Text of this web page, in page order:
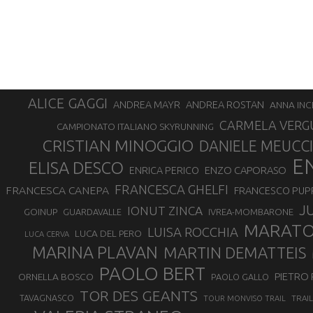
ALICE GAGGI ANDREA MAYR ANDREA ROSTAN ANNA
CAMPIONATO ITALIANO SKYRUNNING CARMELA
CRISTIAN MINOGGIO DANIELE MEUCCI
ELISA DESCO ENRICA PERICO ENZO CAPORASO
FRANCESCA CANEPA FRANCESCA GHELFI FRANCESCO
GOINUP GUARDAVALLE IONUT ZINCA IVREA-MOMBARONE
LUCA CERVA LUCA DEL PERO LUISA ROCCHIA
MARINA PLAVAN MARTIN DEMATTEIS
ORNELLA BOSCO PAOLO BERT PAOLO GALLO PIETRO
TAVAGNASCO TOR DES GEANTS TOUR MONVISO TRAIL